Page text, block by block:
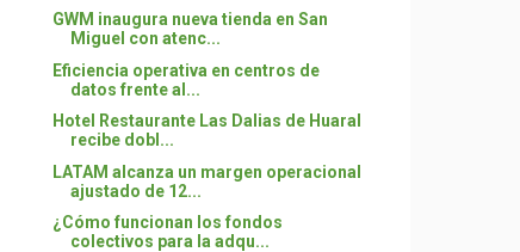
GWM inaugura nueva tienda en San
Miguel con atenc...
Eficiencia operativa en centros de
datos frente al...
Hotel Restaurante Las Dalias de Huaral
recibe dobl...
LATAM alcanza un margen operacional
ajustado de 12...
¿Cómo funcionan los fondos
colectivos para la adqu...